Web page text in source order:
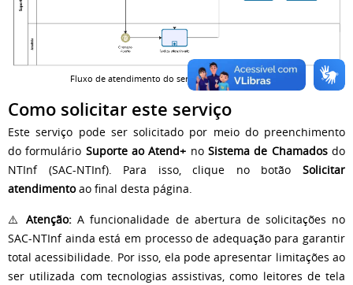
Fluxo de atendimento do serviço Suporte ao Atend+
Como solicitar este serviço
Este serviço pode ser solicitado por meio do preenchimento
do formulário Suporte ao Atend+ noSistema de Chamadosdo
NTInf (SAC-NTInf). Para isso, clique no botão Solicitar
atendimentoao final desta página.
⚠️Atenção: A funcionalidade de abertura de solicitações no
SAC-NTInf ainda está em processo de adequação para garantir
total acessibilidade. Por isso, ela pode apresentar limitações ao
ser utilizada com tecnologias assistivas, como leitores de tela